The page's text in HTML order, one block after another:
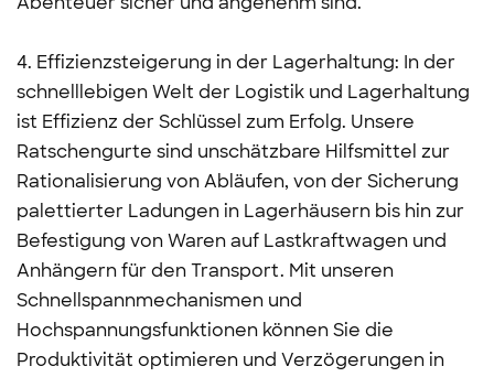
4. Effizienzsteigerung in der Lagerhaltung: In der
schnelllebigen Welt der Logistik und Lagerhaltung
ist Effizienz der Schlüssel zum Erfolg. Unsere
Ratschengurte sind unschätzbare Hilfsmittel zur
Rationalisierung von Abläufen, von der Sicherung
palettierter Ladungen in Lagerhäusern bis hin zur
Befestigung von Waren auf Lastkraftwagen und
Anhängern für den Transport. Mit unseren
Schnellspannmechanismen und
Hochspannungsfunktionen können Sie die
Produktivität optimieren und Verzögerungen in